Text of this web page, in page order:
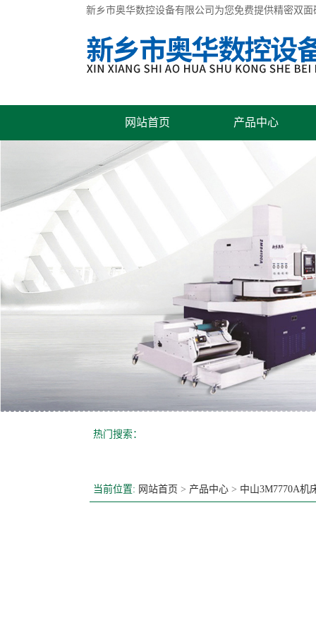
新乡市奥华数控设备有限公司为您免费提供精密双面
网站首页 产品中心
联系我们
热门搜索：
当前位置: 网站首页 > 产品中心 > 中山3M7770A机